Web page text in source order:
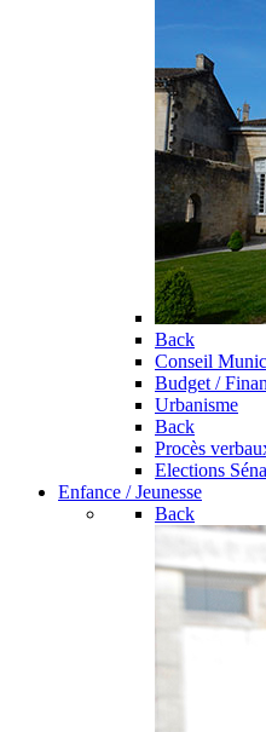
Back
Conseil
Budget /
Urbanisme
Back
Procès
Elections
Enfance / Jeunesse
Back